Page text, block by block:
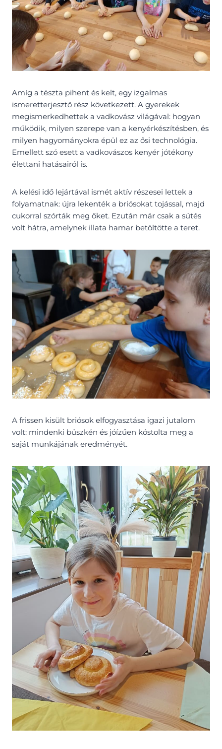
Amíg a tészta pihent és kelt, egy izgalmas
ismeretterjesztő rész következett. A gyerekek
megismerkedhettek a vadkovász világával: hogyan
működik, milyen szerepe van a kenyérkészítésben, és
milyen hagyományokra épül ez az ősi technológia.
Emellett szó esett a vadkovászos kenyér jótékony
élettani hatásairól is.
A kelési idő lejártával ismét aktív részesei lettek a
folyamatnak: újra lekenték a briósokat tojással, majd
cukorral szórták meg őket. Ezután már csak a sütés
volt hátra, amelynek illata hamar betöltötte a teret.
A frissen kisült briósok elfogyasztása igazi jutalom
volt: mindenki büszkén és jóízűen kóstolta meg a
saját munkájának eredményét.